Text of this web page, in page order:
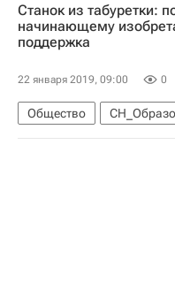
Социальный навигатор
Навигатор абитуриента
Станок из табуретки:
начинающему
поддержка
22 января 2019, 09:00 0
Общество
Навигатор абитуриента